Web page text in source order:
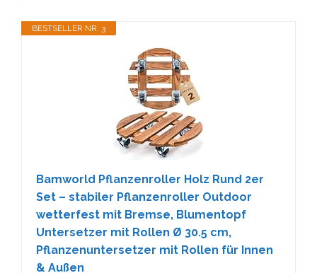
BESTSELLER NR. 3
Bamworld Pflanzenroller Holz Rund 2er
Set – stabiler Pflanzenroller Outdoor
wetterfest mit Bremse, Blumentopf
Untersetzer mit Rollen Ø 30.5 cm,
Pflanzenuntersetzer mit Rollen für Innen
& Außen